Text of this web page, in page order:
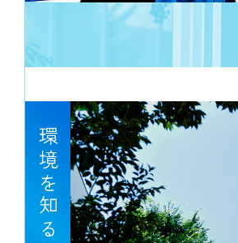
環境を知る